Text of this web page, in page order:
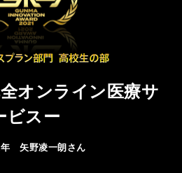
オンライン医療サ
ビスー
年 矢野凌一朗さん